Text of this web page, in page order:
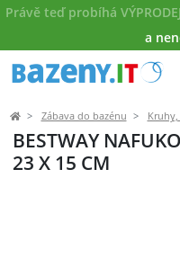
Právě teď probíhá
a
Zábava do bazénu
BESTWAY
23 X 15 CM